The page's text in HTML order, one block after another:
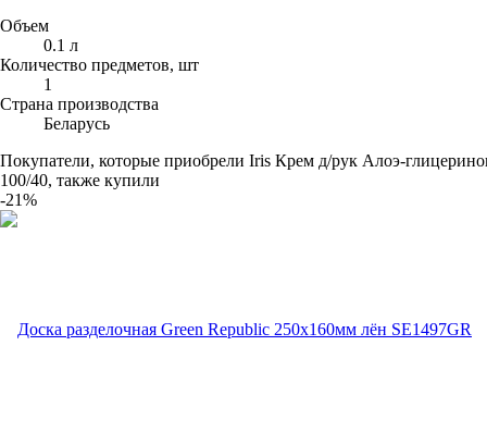
Объем
0.1 л
Количество предметов, шт
1
Страна производства
Беларусь
Покупатели, которые приобрели Iris Крем д/рук Алоэ-
100/40, также купили
-21%